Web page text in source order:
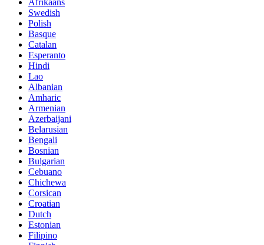
Afrikaans
Swedish
Polish
Basque
Catalan
Esperanto
Hindi
Lao
Albanian
Amharic
Armenian
Azerbaijani
Belarusian
Bengali
Bosnian
Bulgarian
Cebuano
Chichewa
Corsican
Croatian
Dutch
Estonian
Filipino